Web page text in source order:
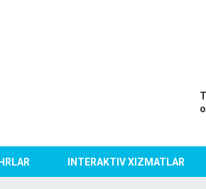
INTERAKTIV XIZMATLAR